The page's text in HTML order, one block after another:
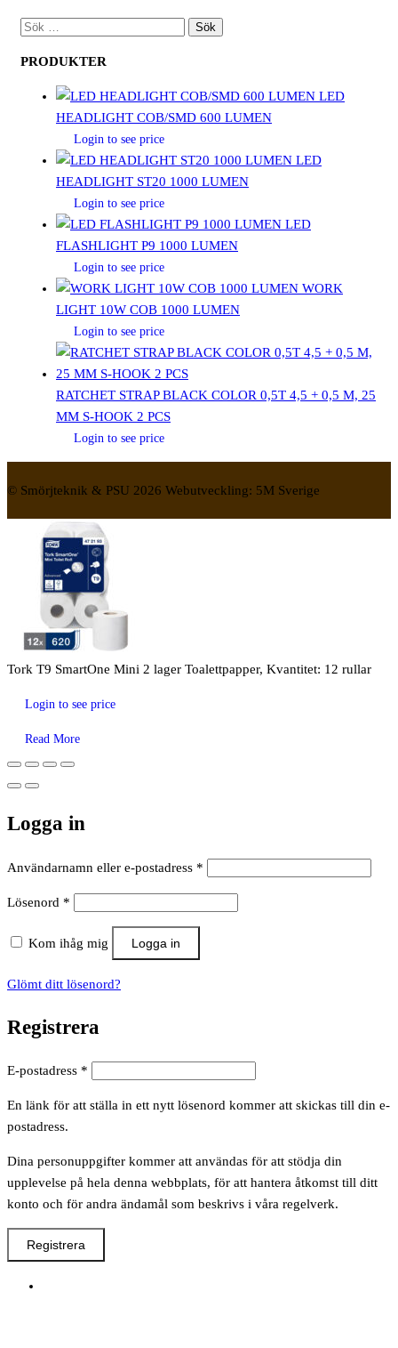
SÖK
PRODUKTER
LED
HEADLIGHT COB/SMD 600 LUMEN
Login to see price
LED
HEADLIGHT ST20 1000 LUMEN
Login to see price
LED
FLASHLIGHT P9 1000 LUMEN
Login to see price
WORK
LIGHT 10W COB 1000 LUMEN
Login to see price
RATCHET STRAP BLACK COLOR 0,5T 4,5 + 0,5 M, 25
MM S-HOOK 2 PCS
Login to see price
© Smörjteknik & PSU 2026 Webutveckling: 5M Sverige
Tork T9 SmartOne Mini 2 lager Toalettpapper, Kvantitet: 12 rullar
Login to see price
Read More
Logga in
Användarnamn eller e-postadress *
Lösenord *
Kom ihåg mig Logga in
Glömt ditt lösenord?
Registrera
E-postadress *
En länk för att ställa in ett nytt lösenord kommer att skickas till din e-
postadress.
Dina personuppgifter kommer att användas för att stödja din
upplevelse på hela denna webbplats, för att hantera åtkomst till ditt
konto och för andra ändamål som beskrivs i våra regelverk.
Registrera